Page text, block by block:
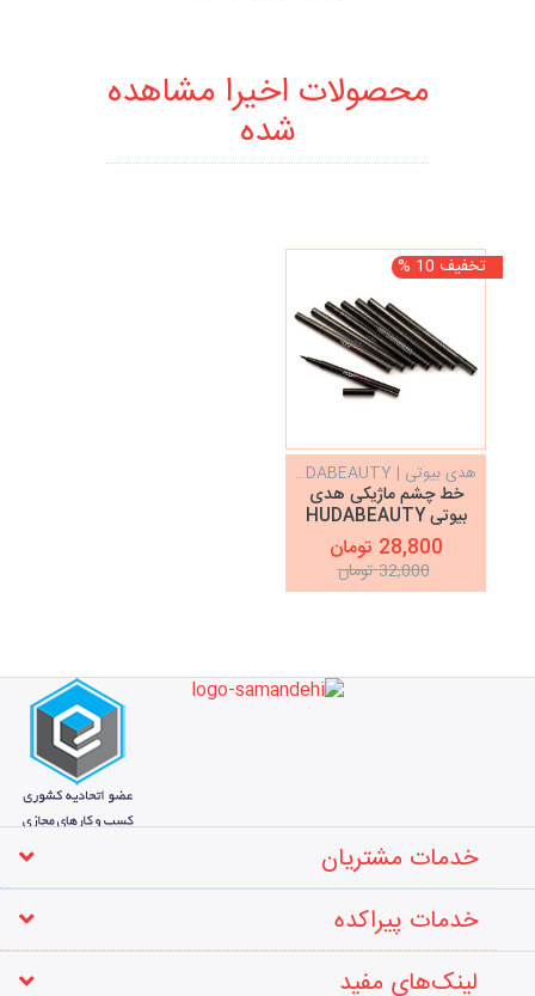
محصولات اخیرا مشاهده
شده
تخفیف 10 %
هدی بیوتی | HUDABEAUTY
خط چشم ماژیکی هدی
بیوتی HUDABEAUTY
28,800 تومان
32,000 تومان
خدمات مشتریان
خدمات پیراکده
لینک‌های مفید